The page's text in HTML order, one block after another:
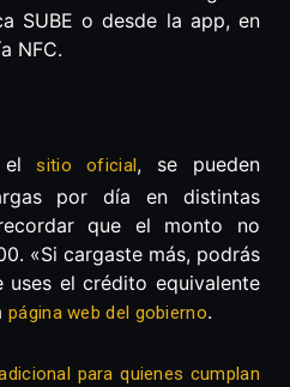
SUBE o desde la app, en
NFC.
elsitio oficial, se pueden
por día en distintas
que el monto no
«Si cargaste más, podrás
el crédito equivalente
página web del gobierno.
para quienes cumplan